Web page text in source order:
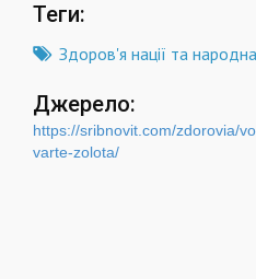
Теги:
Здоров'я нації та
Джерело:
https://sribnovit.com/zdorovia/
varte-zolota/